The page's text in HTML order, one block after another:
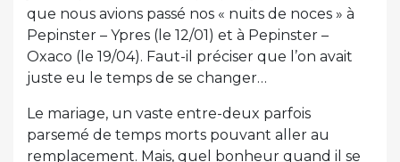
que nous avions passé nos « nuits de noces » à
Pepinster – Ypres (le 12/01) et à Pepinster –
Oxaco (le 19/04). Faut-il préciser que l’on avait
juste eu le temps de se changer…
Le mariage, un vaste entre-deux parfois
parsemé de temps morts pouvant aller au
remplacement. Mais, quel bonheur quand il se